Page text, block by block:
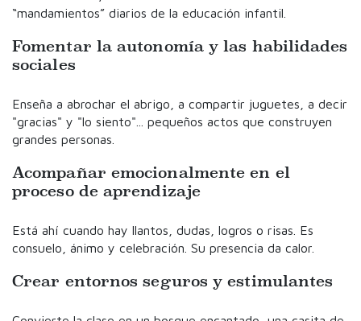
“mandamientos” diarios de la educación infantil.
Fomentar la autonomía y las habilidades
sociales
Enseña a abrochar el abrigo, a compartir juguetes, a decir
"gracias" y "lo siento"... pequeños actos que construyen
grandes personas.
Acompañar emocionalmente en el
proceso de aprendizaje
Está ahí cuando hay llantos, dudas, logros o risas. Es
consuelo, ánimo y celebración. Su presencia da calor.
Crear entornos seguros y estimulantes